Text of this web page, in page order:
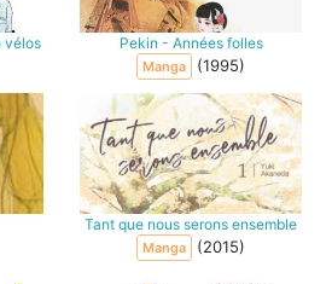
vélos Pekin - Années folles
Manga (1995)
Tant que nous serons ensemble
Manga (2015)